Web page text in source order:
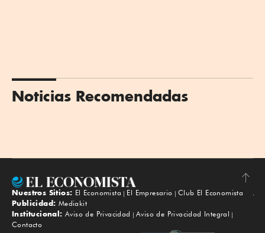
Noticias Recomendadas
Subir
Nuestros Sitios: El Economista El Empresario
Club El Economista
Publicidad: Mediakit
Institucional: Aviso de Privacidad
Aviso de Privacidad Integral
Contacto